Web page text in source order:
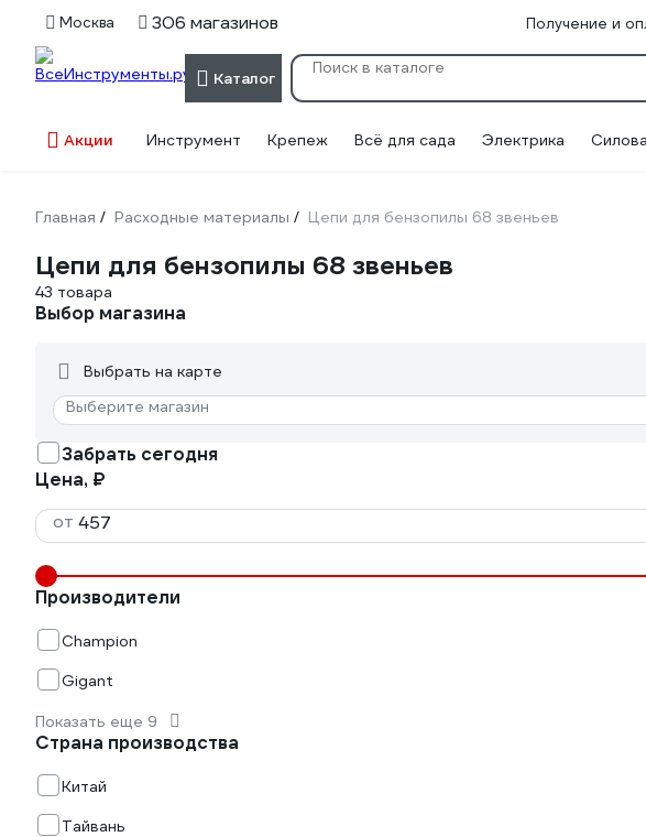
Москва 306 магазинов Получение и
Каталог
Акции Инструмент Крепеж Всё для сада Электрика
Главная / Расходные материалы / Цепи для бензопилы 68 звеньев
Цепи для бензопилы 68 звеньев
43 товара
Выбор магазина
Выбрать на карте
Выберите магазин
Забрать сегодня
Цена, ₽
от
Производители
Champion
Gigant
Показать еще 9
Страна производства
Китай
Тайвань